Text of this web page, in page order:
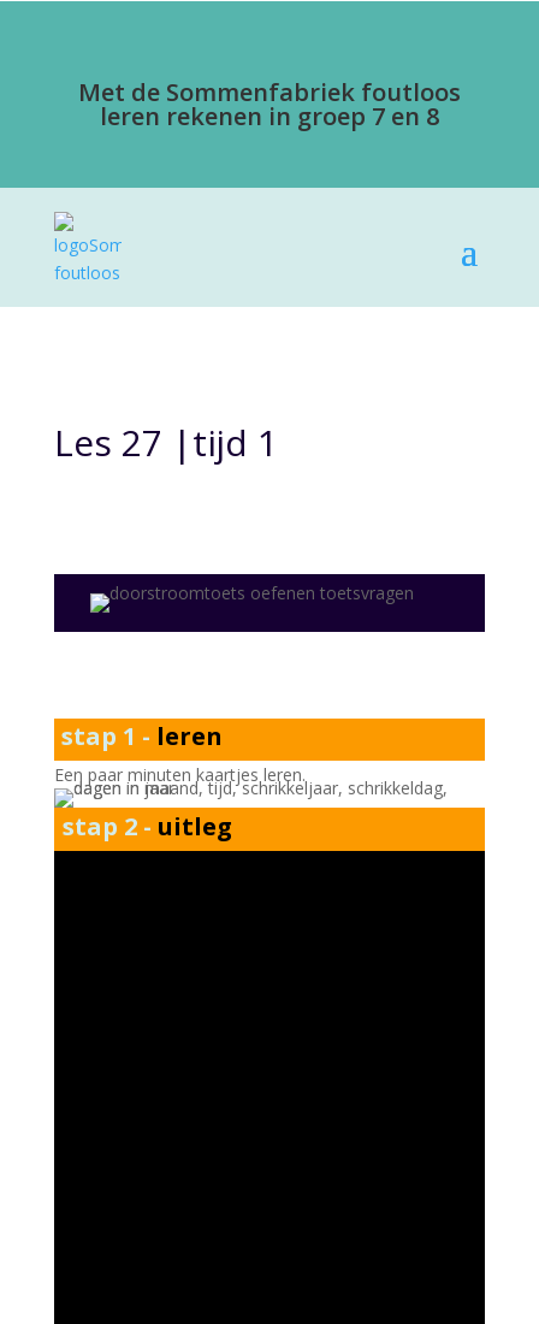
Met de Sommenfabriek foutloos
leren rekenen in groep 7 en 8
Les 27 |tijd 1
stap 1 - leren
Een paar minuten kaartjes leren.
stap 2 - uitleg